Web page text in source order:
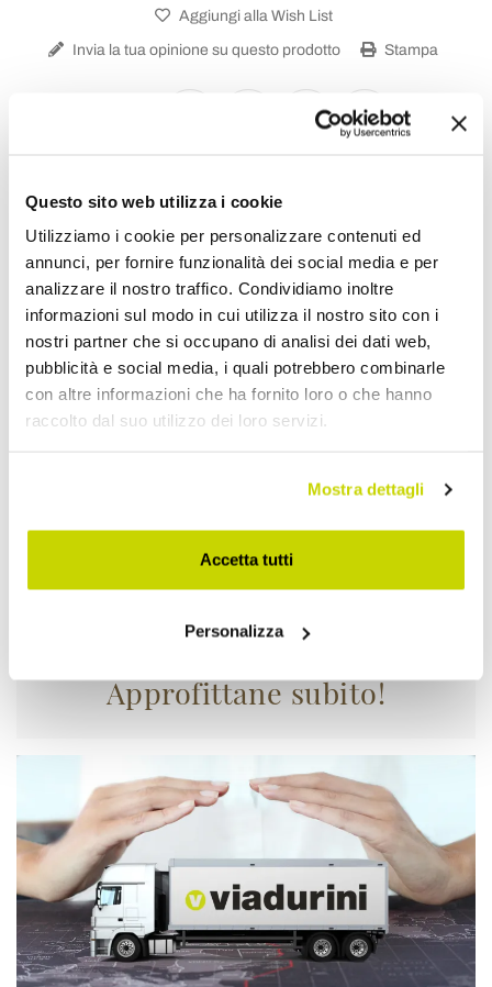
Questo sito web utilizza i cookie
Utilizziamo i cookie per personalizzare contenuti ed
annunci, per fornire funzionalità dei social media e per
analizzare il nostro traffico. Condividiamo inoltre
informazioni sul modo in cui utilizza il nostro sito con i
nostri partner che si occupano di analisi dei dati web,
pubblicità e social media, i quali potrebbero combinarle
con altre informazioni che ha fornito loro o che hanno
raccolto dal suo utilizzo dei loro servizi.
Mostra dettagli
Accetta tutti
Personalizza
Aggiungi alla Wish List
Invia la tua opinione su questo prodotto Stampa
Applique da Esterno
Approfittane subito!